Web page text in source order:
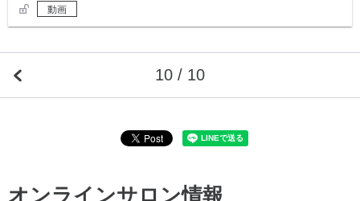
動画
10 / 10
オンラインサロン情報